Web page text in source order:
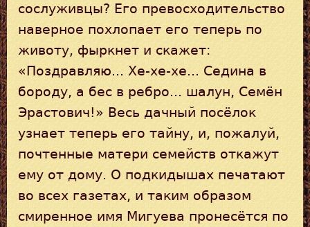
сослуживцы? Его превосходительство
наверное похлопает его теперь по
животу, фыркнет и скажет:
«Поздравляю... Хе-хе-хе... Седина в
бороду, а бес в ребро... шалун, Семён
Эрастович!» Весь дачный посёлок
узнает теперь его тайну, и, пожалуй,
почтенные матери семейств откажут
ему от дому. О подкидышах печатают
во всех газетах, и таким образом
смиренное имя Мигуева пронесётся по